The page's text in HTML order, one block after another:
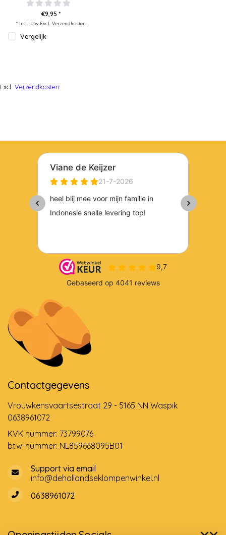
€9,95 *
* Incl. btw Excl. Verzendkosten
Vergelijk
Excl. Verzendkosten
Contactgegevens
Vrouwkensvaartsestraat 29 - 5165 NN Waspik
0638961072
KVK nummer: 73799076
btw-nummer: NL859668095B01
Support via email
info@dehollandseklompenwinkel.nl
0638961072